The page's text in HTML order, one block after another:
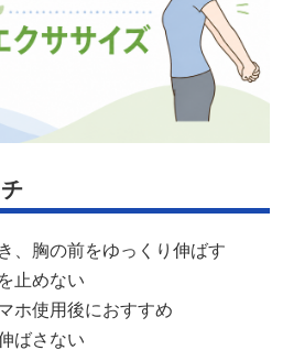
、胸の前をゆっくり伸ばす
止めない
ホ使用後におすすめ
ばさない